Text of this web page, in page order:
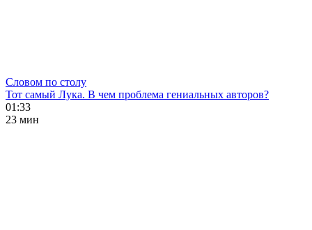
Словом по столу
Тот самый Лука. В чем проблема гениальных авторов?
01:33
23 мин